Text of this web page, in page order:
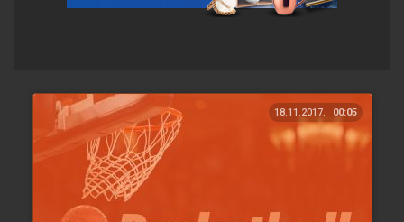
18.11.2017. 00:05